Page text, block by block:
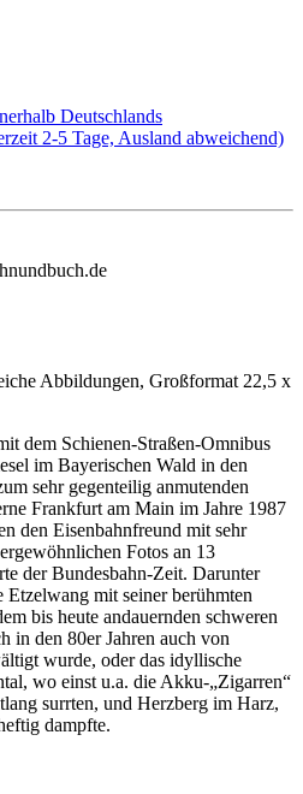
Deutschlands
2-5 Tage, Ausland abweichend)
Abbildungen, Großformat 22,5 x
dem Schienen-Straßen-Omnibus
im Bayerischen Wald in den
sehr gegenteilig anmutenden
Frankfurt am Main im Jahre 1987
den Eisenbahnfreund mit sehr
Fotos an 13
der Bundesbahn-Zeit. Darunter
mit seiner berühmten
bis heute andauernden schweren
in den 80er Jahren auch von
wurde, oder das idyllische
wo einst u.a. die Akku-„Zigarren“
surrten, und Herzberg im Harz,
dampfte.